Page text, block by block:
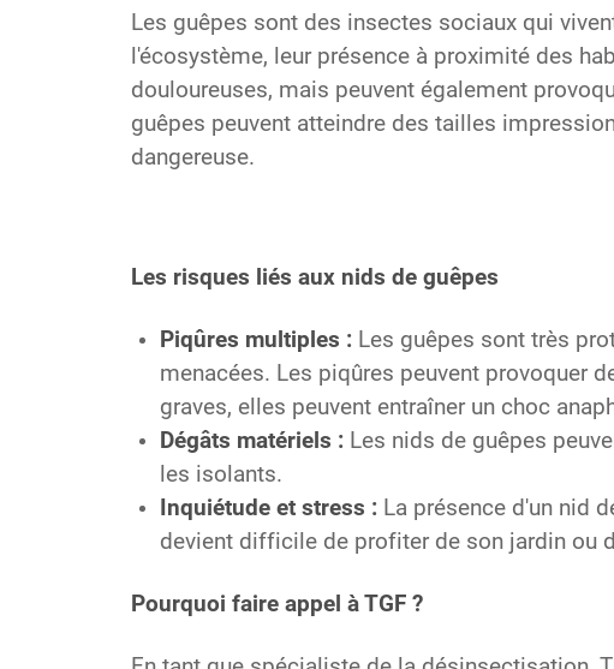
Les guêpes sont des insectes sociaux qui
l'écosystème, leur présence à proximité des
douloureuses, mais peuvent également
guêpes peuvent atteindre des tailles
dangereuse.
Les risques liés aux nids de guêpes
Piqûres multiples : Les guêpes sont très
menacées. Les piqûres peuvent provoquer
graves, elles peuvent entraîner un choc
Dégâts matériels : Les nids de guêpes
les isolants.
Inquiétude et stress : La présence d'un nid
devient difficile de profiter de son jardin ou
Pourquoi faire appel à TGF ?